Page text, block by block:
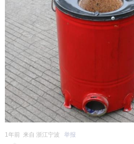
1年前 来自 浙江宁波 举报